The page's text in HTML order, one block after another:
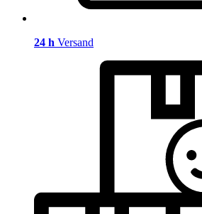
24 h Versand